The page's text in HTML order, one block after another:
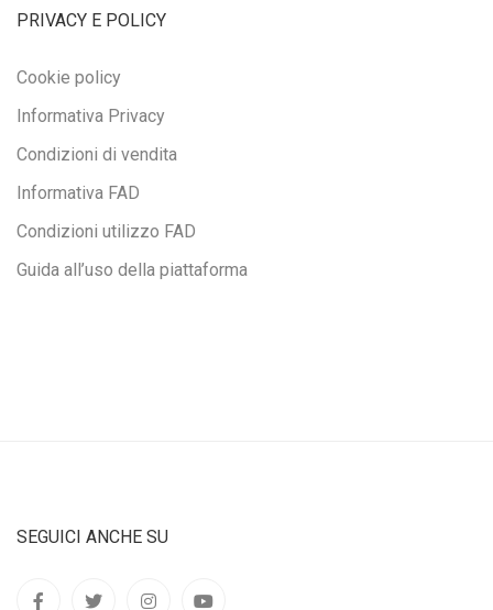
PRIVACY E POLICY
Cookie policy
Informativa Privacy
Condizioni di vendita
Informativa FAD
Condizioni utilizzo FAD
Guida all’uso della piattaforma
SEGUICI ANCHE SU